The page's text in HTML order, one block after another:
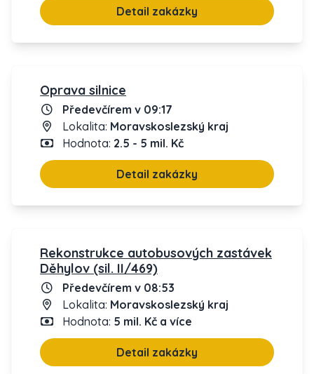
Detail zakázky
Oprava silnice
Předevčírem v 09:17
Lokalita: Moravskoslezský kraj
Hodnota: 2.5 - 5 mil. Kč
Detail zakázky
Rekonstrukce autobusových zastávek
Děhylov (sil. II/469)
Předevčírem v 08:53
Lokalita: Moravskoslezský kraj
Hodnota: 5 mil. Kč a více
Detail zakázky